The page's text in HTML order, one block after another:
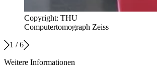
Copyright: THU
Computertomograph Zeiss
1 /6
Weitere Informationen